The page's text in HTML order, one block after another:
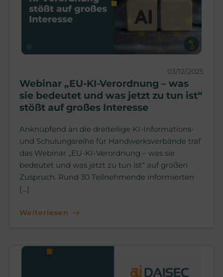
03/12/2025
Webinar „EU-KI-Verordnung – was
sie bedeutet und was jetzt zu tun ist“
stößt auf großes Interesse
Anknüpfend an die dreiteilige KI-Informations-
und Schulungsreihe für Handwerksverbände traf
das Webinar „EU-KI-Verordnung – was sie
bedeutet und was jetzt zu tun ist“ auf großen
Zuspruch. Rund 30 Teilnehmende informierten
[…]
Weiterlesen